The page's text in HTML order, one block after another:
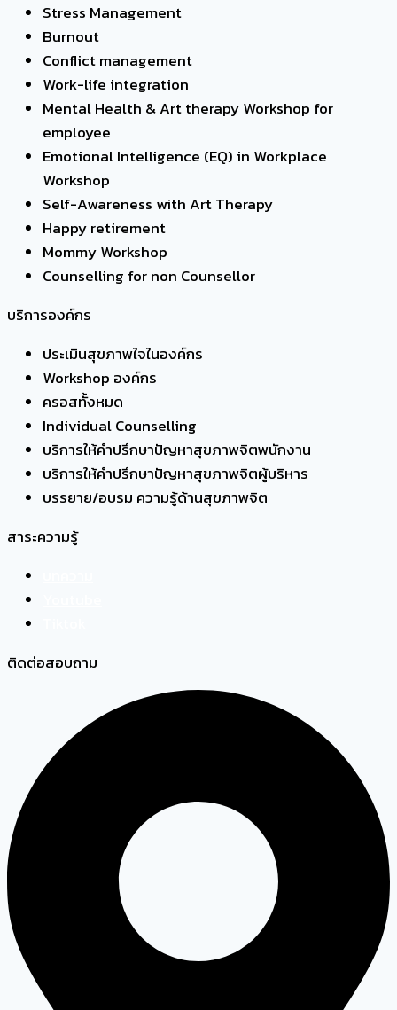
Stress Management
Burnout
Conflict management
Work-life integration
Mental Health & Art therapy Workshop for
employee
Emotional Intelligence (EQ) in Workplace
Workshop
Self-Awareness with Art Therapy
Happy retirement
Mommy Workshop
Counselling for non Counsellor
บริการองค์กร
ประเมินสุขภาพใจในองค์กร
Workshop องค์กร
ครอสทั้งหมด
Individual Counselling
บริการให้คำปรึกษาปัญหาสุขภาพจิตพนักงาน
บริการให้คำปรึกษาปัญหาสุขภาพจิตผู้บริหาร
บรรยาย/อบรม ความรู้ด้านสุขภาพจิต
สาระความรู้
ติดต่อสอบถาม